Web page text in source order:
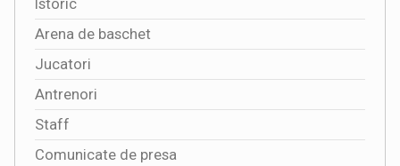
Istoric
Arena de baschet
Jucatori
Antrenori
Staff
Comunicate de presa